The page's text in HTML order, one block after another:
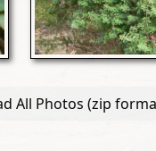
All Photos (zip